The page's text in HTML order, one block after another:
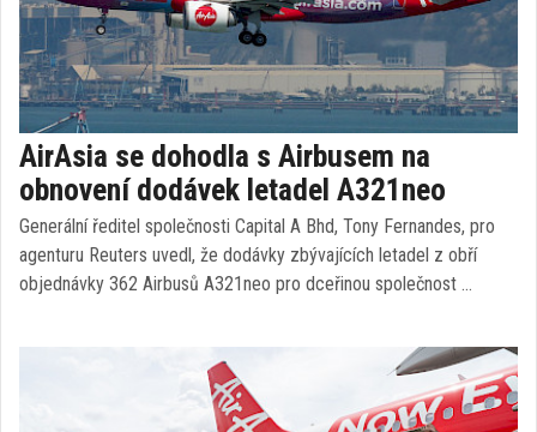
AirAsia se dohodla s Airbusem na
obnovení dodávek letadel A321neo
Generální ředitel společnosti Capital A Bhd, Tony Fernandes, pro
agenturu Reuters uvedl, že dodávky zbývajících letadel z obří
objednávky 362 Airbusů A321neo pro dceřinou společnost …